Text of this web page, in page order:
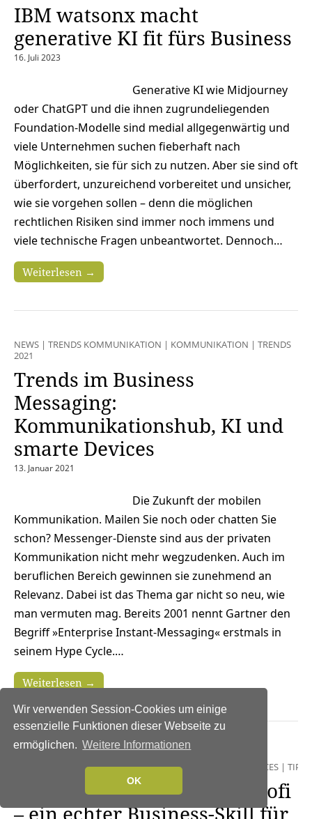
Wir verwenden Session-Cookies um einige
essenzielle Funktionen dieser Webseite zu
ermöglichen. Weitere Informationen
OK
IBM watsonx macht
generative KI fit fürs Business
16. Juli 2023
Generative KI wie Midjourney
oder ChatGPT und die ihnen zugrundeliegenden
Foundation-Modelle sind medial allgegenwärtig und
viele Unternehmen suchen fieberhaft nach
Möglichkeiten, sie für sich zu nutzen. Aber sie sind oft
überfordert, unzureichend vorbereitet und unsicher,
wie sie vorgehen sollen – denn die möglichen
rechtlichen Risiken sind immer noch immens und
viele technische Fragen unbeantwortet. Dennoch…
Weiterlesen →
NEWS | TRENDS KOMMUNIKATION | KOMMUNIKATION | TRENDS
2021
Trends im Business
Messaging:
Kommunikationshub, KI und
smarte Devices
13. Januar 2021
Die Zukunft der mobilen
Kommunikation. Mailen Sie noch oder chatten Sie
schon? Messenger-Dienste sind aus der privaten
Kommunikation nicht mehr wegzudenken. Auch im
beruflichen Bereich gewinnen sie zunehmend an
Relevanz. Dabei ist das Thema gar nicht so neu, wie
man vermuten mag. Bereits 2001 nennt Gartner den
Begriff »Enterprise Instant-Messaging« erstmals in
seinem Hype Cycle.…
Weiterlesen →
NEWS
DIGITALISIERUNG|INFOGRAFIKEN SERVICES | TIPPS
In einem Jahr zum Datenprofi
– ein echter Business-Skill für